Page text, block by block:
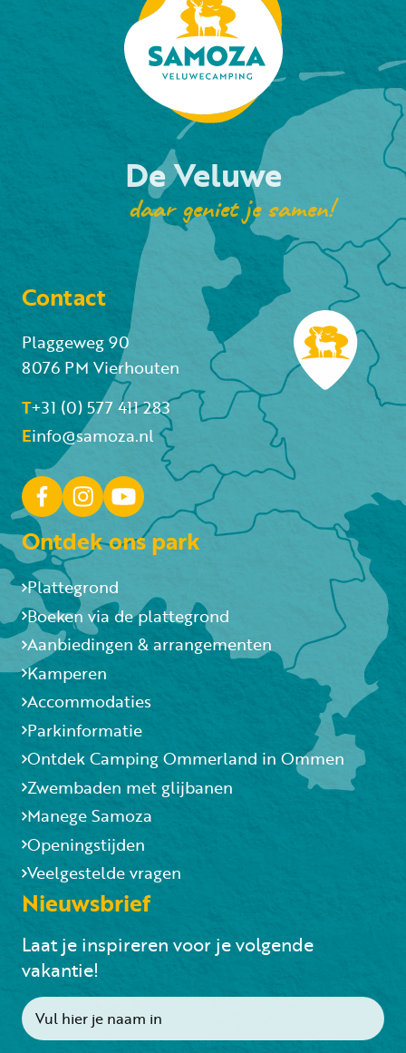
De Veluwe
daar geniet je samen!
Contact
Plaggeweg 90
8076 PM Vierhouten
T+31 (0) 577 411 283
Einfo@samoza.nl
Ontdek ons park
Plattegrond
Boeken via de plattegrond
Aanbiedingen & arrangementen
Kamperen
Accommodaties
Parkinformatie
Ontdek Camping Ommerland in Ommen
Zwembaden met glijbanen
Manege Samoza
Openingstijden
Veelgestelde vragen
Nieuwsbrief
Laat je inspireren voor je volgende
vakantie!